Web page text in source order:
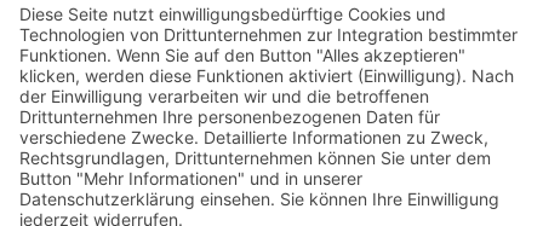
Kontakt
Postanschrift
Traumkatzen e.V.